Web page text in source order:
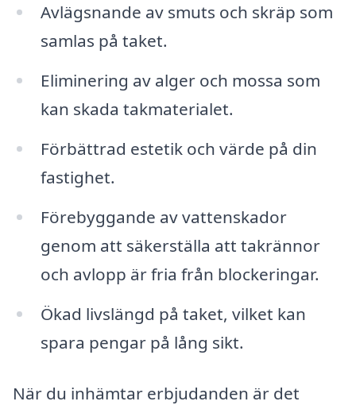
Avlägsnande av smuts och skräp som
samlas på taket.
Eliminering av alger och mossa som
kan skada takmaterialet.
Förbättrad estetik och värde på din
fastighet.
Förebyggande av vattenskador
genom att säkerställa att takrännor
och avlopp är fria från blockeringar.
Ökad livslängd på taket, vilket kan
spara pengar på lång sikt.
När du inhämtar erbjudanden är det